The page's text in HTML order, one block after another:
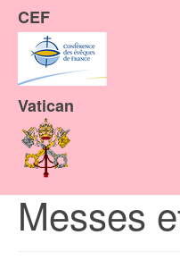
CEF
Vatican
Messes